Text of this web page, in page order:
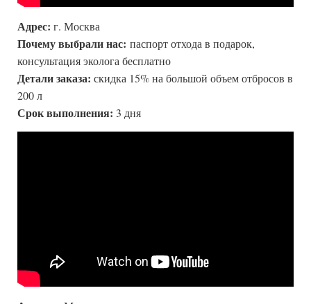
Адрес: г. Москва
Почему выбрали нас: паспорт отхода в подарок,
консультация эколога бесплатно
Детали заказа: скидка 15% на большой объем отбросов в
200 л
Срок выполнения: 3 дня